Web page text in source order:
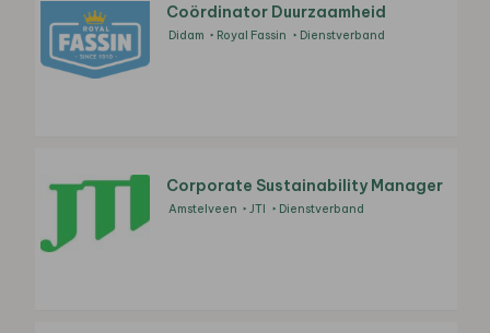
Coördinator Duurzaamheid
Didam Royal Fassin Dienstverband
Corporate Sustainability Manager
Amstelveen JTI Dienstverband